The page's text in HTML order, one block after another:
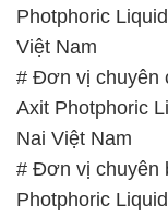
Photphoric
Việt Nam
# Đơn vị chuyên
Axit Photphoric
Nai Việt Nam
# Đơn vị chuyên
Photphoric